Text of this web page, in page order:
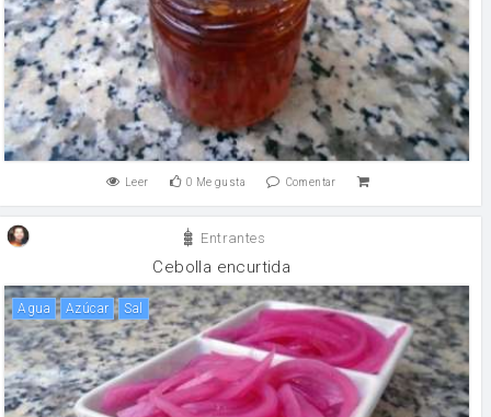
Leer 0 Me gusta Comentar
Entrantes
Cebolla encurtida
agua Azúcar sal